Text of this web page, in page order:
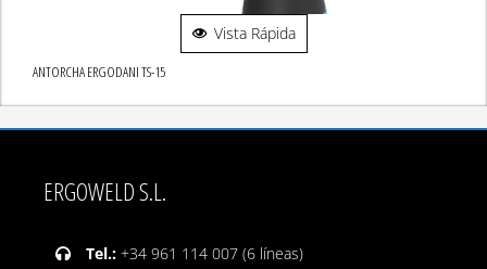
Vista Rápida
ANTORCHA ERGODANI TS-15
ERGOWELD S.L.
Tel.: +34 961 114 007 (6 líneas)